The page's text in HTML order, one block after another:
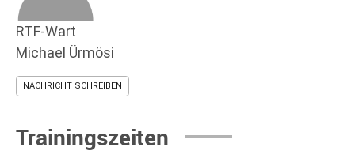
RTF-Wart
Michael Ürmösi
NACHRICHT SCHREIBEN
Trainingszeiten